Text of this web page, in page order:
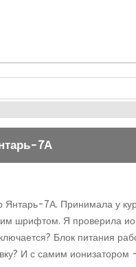
7А
7А. Принимала у
шрифтом. Я проверила
Блок питания
И с самим